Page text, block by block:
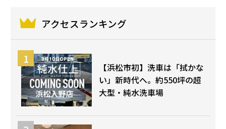
アクセスランキング
【浜松市初】洗車は「拭かな
い」新時代へ。約550坪の超
大型・純水洗車場